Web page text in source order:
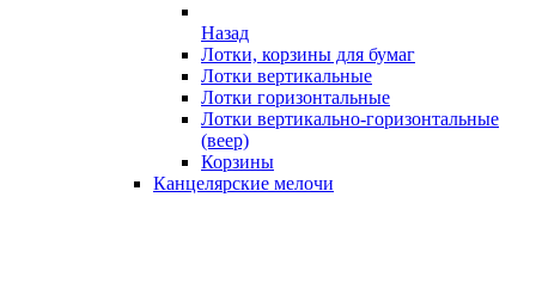
Назад
Лотки, корзины для бумаг
Лотки вертикальные
Лотки горизонтальные
Лотки вертикально-горизонтальные
(веер)
Корзины
Канцелярские мелочи